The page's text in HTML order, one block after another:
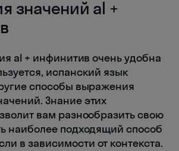
значений al +
al + инфинитив очень удобна
испанский язык
способы выражения
Знание этих
вам разнообразить свою
наиболее подходящий способ
в зависимости от контекста.